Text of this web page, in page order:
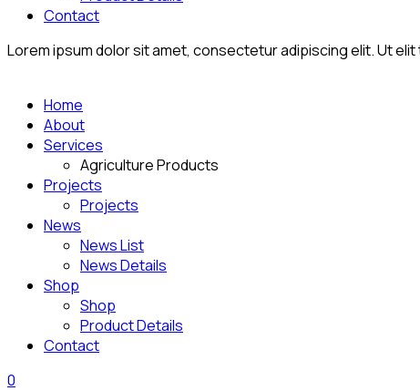
Contact
Lorem ipsum dolor sit amet, consectetur adipiscing elit. Ut
Home
About
Services
Agriculture Products
Projects
Projects
News
News List
News Details
Shop
Shop
Product Details
Contact
0